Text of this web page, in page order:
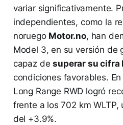
variar significativamente.
independientes, como la
noruego Motor.no, han
Model 3, en su versión de
capaz desuperar su cifra
condiciones favorables.
Long Range RWD logró
frente a los 702 km
del +3.9%.